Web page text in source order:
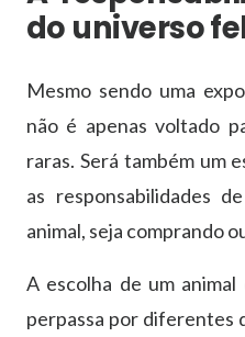
do universo
Mesmo sendo uma
não é apenas voltado
raras. Será também um
as responsabilidades
animal, seja comprando
A escolha de um
perpassa por diferentes